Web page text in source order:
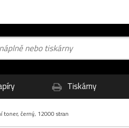
Tiskárny
toner, černý, 12000 stran